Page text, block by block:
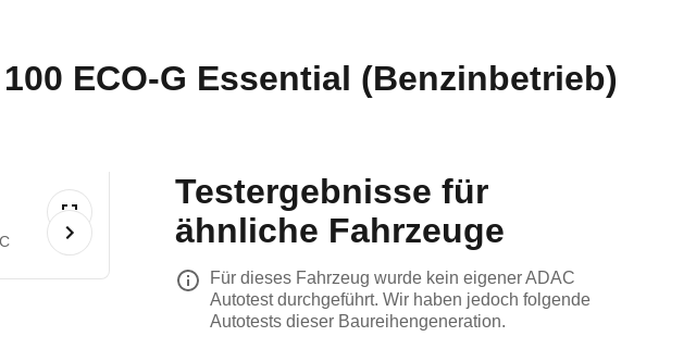
ECO-G Essential (Benzinbetrieb)
Testergebnisse für
ähnliche Fahrzeuge
Für dieses Fahrzeug wurde kein eigener ADAC
Autotest durchgeführt. Wir haben jedoch folgende
Autotests dieser Baureihengeneration.